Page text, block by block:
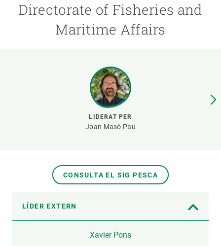
Directorate of Fisheries and
Maritime Affairs
LIDERAT PER
Joan Masó Pau
CONSULTA EL SIG PESCA
LÍDER EXTERN
Xavier Pons
PARTICIPA
NOTÍCIES I AGENDA